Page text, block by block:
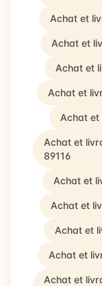
Achat et
Achat et
Achat et
Achat et
Achat et
Achat et
89116
Achat et
Achat et
Achat et
Achat et
Achat et